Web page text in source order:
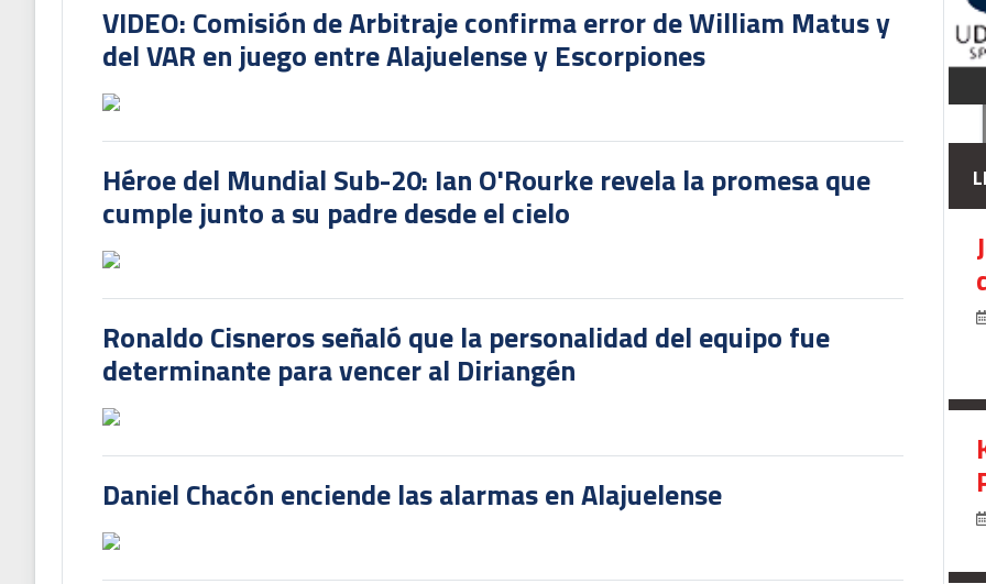
VIDEO: Comisión de Arbitraje confirma error de William Matus y
del VAR en juego entre Alajuelense y Escorpiones
Héroe del Mundial Sub-20: Ian O'Rourke revela la promesa que
cumple junto a su padre desde el cielo
Ronaldo Cisneros señaló que la personalidad del equipo fue
determinante para vencer al Diriangén
Daniel Chacón enciende las alarmas en Alajuelense